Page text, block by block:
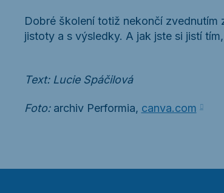
Dobré školení totiž nekončí
jistoty a s výsledky. A jak jste si jistí
Text: Lucie Spáčilová
Foto: archiv Performia, canva.com